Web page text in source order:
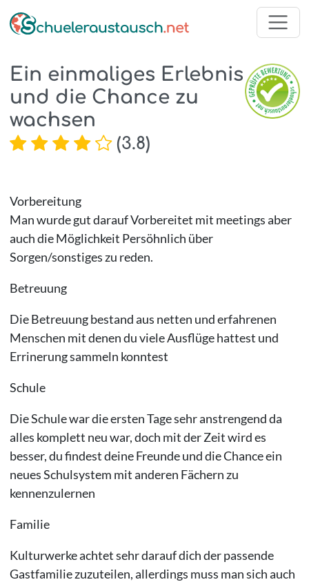
Ein einmaliges Erlebnis
und die Chance zu
wachsen
(3.8)
Vorbereitung
Man wurde gut darauf Vorbereitet mit meetings aber
auch die Möglichkeit Persöhnlich über
Sorgen/sonstiges zu reden.
Betreuung
Die Betreuung bestand aus netten und erfahrenen
Menschen mit denen du viele Ausflüge hattest und
Errinerung sammeln konntest
Schule
Die Schule war die ersten Tage sehr anstrengend da
alles komplett neu war, doch mit der Zeit wird es
besser, du findest deine Freunde und die Chance ein
neues Schulsystem mit anderen Fächern zu
kennenzulernen
Familie
Kulturwerke achtet sehr darauf dich der passende
Gastfamilie zuzuteilen, allerdings muss man sich auch